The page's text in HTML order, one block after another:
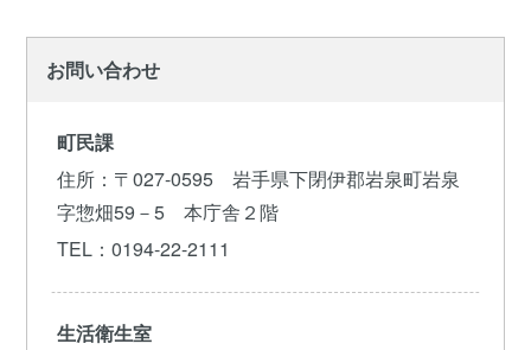
お問い合わせ
町民課
住所 ：〒027-0595 岩手県下閉伊郡岩泉町岩泉
字惣畑59－5 本庁舎２階
TEL ：0194-22-2111
生活衛生室